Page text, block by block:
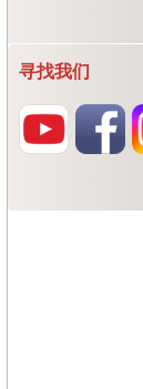
寻找我们